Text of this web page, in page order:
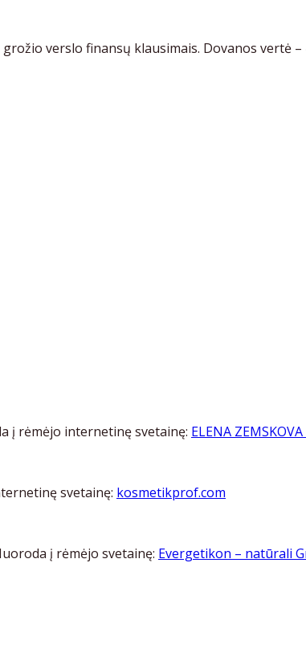
verslo finansų klausimais. Dovanos vertė
į rėmėjo internetinę svetainę: ELENA
svetainę: kosmetikprof.com
į rėmėjo svetainę: Evergetikon – natūrali